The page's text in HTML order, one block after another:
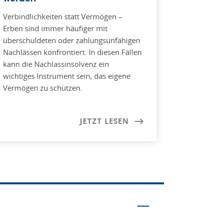
Verbindlichkeiten statt Vermögen –
Erben sind immer häufiger mit
überschuldeten oder zahlungsunfähigen
Nachlässen konfrontiert. In diesen Fällen
kann die Nachlassinsolvenz ein
wichtiges Instrument sein, das eigene
Vermögen zu schützen.
JETZT LESEN